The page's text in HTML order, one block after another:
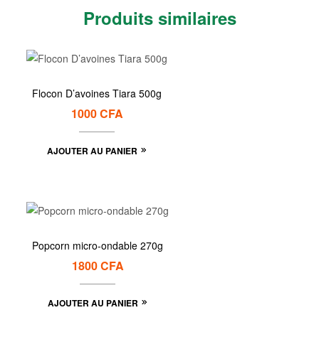
Produits similaires
Flocon D’avoines Tiara 500g
1000CFA
AJOUTER AU PANIER
Popcorn micro-ondable 270g
1800CFA
AJOUTER AU PANIER